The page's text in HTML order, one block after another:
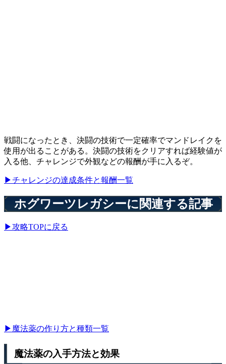
戦闘になったとき、決闘の技術で一定確率でマンドレイクを
使用が出ることがある。決闘の技術をクリアすれば経験値が
入る他、チャレンジで外観などの報酬が手に入るぞ。
▶チャレンジの達成条件と報酬一覧
ホグワーツレガシーに関連する記事
▶攻略TOPに戻る
▶魔法薬の作り方と種類一覧
魔法薬の入手方法と効果